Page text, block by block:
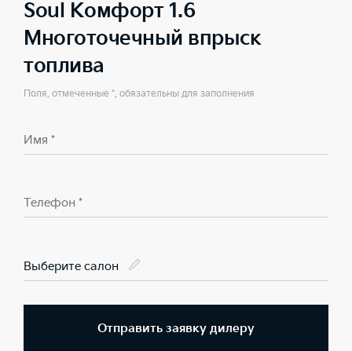
Soul Комфорт 1.6
Многоточечный впрыск
топлива
Поля, отмеченные *, обязательны для заполнения
Имя *
Телефон *
Выберите салон
Отправить заявку дилеру